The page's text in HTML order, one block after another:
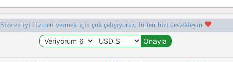
Size en iyi hizmeti vermek için çok çalışıyoruz, lütfen bizi destekleyin